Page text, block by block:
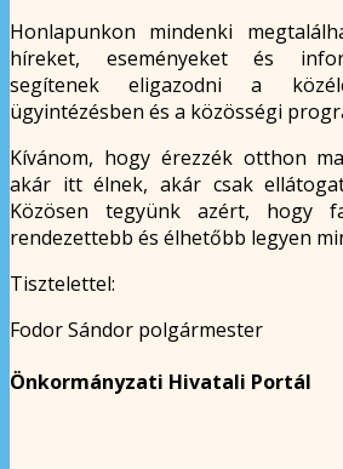
Honlapunkon mindenki
híreket, eseményeket és
segítenek eligazodni a
ügyintézésben és a közösségi
Kívánom, hogy érezzék otthon
akár itt élnek, akár csak
Közösen tegyünk azért, hogy
rendezettebb és élhetőbb legyen
Tisztelettel:
Fodor Sándor polgármester
Önkormányzati Hivatali Portál